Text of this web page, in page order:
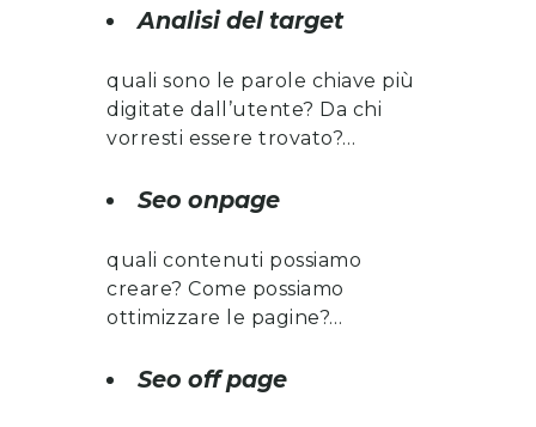
Analisi del target
quali sono le parole chiave più
digitate dall’utente? Da chi
vorresti essere trovato?…
Seo onpage
quali contenuti possiamo
creare? Come possiamo
ottimizzare le pagine?…
Seo off page